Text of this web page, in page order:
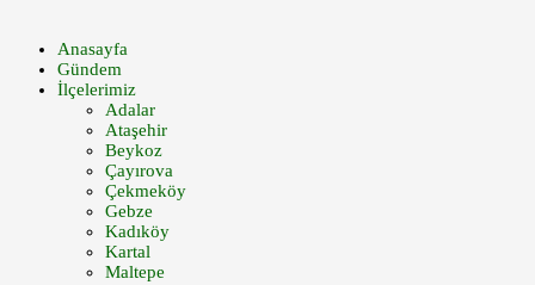
Anasayfa
Gündem
İlçelerimiz
Adalar
Ataşehir
Beykoz
Çayırova
Çekmeköy
Gebze
Kadıköy
Kartal
Maltepe